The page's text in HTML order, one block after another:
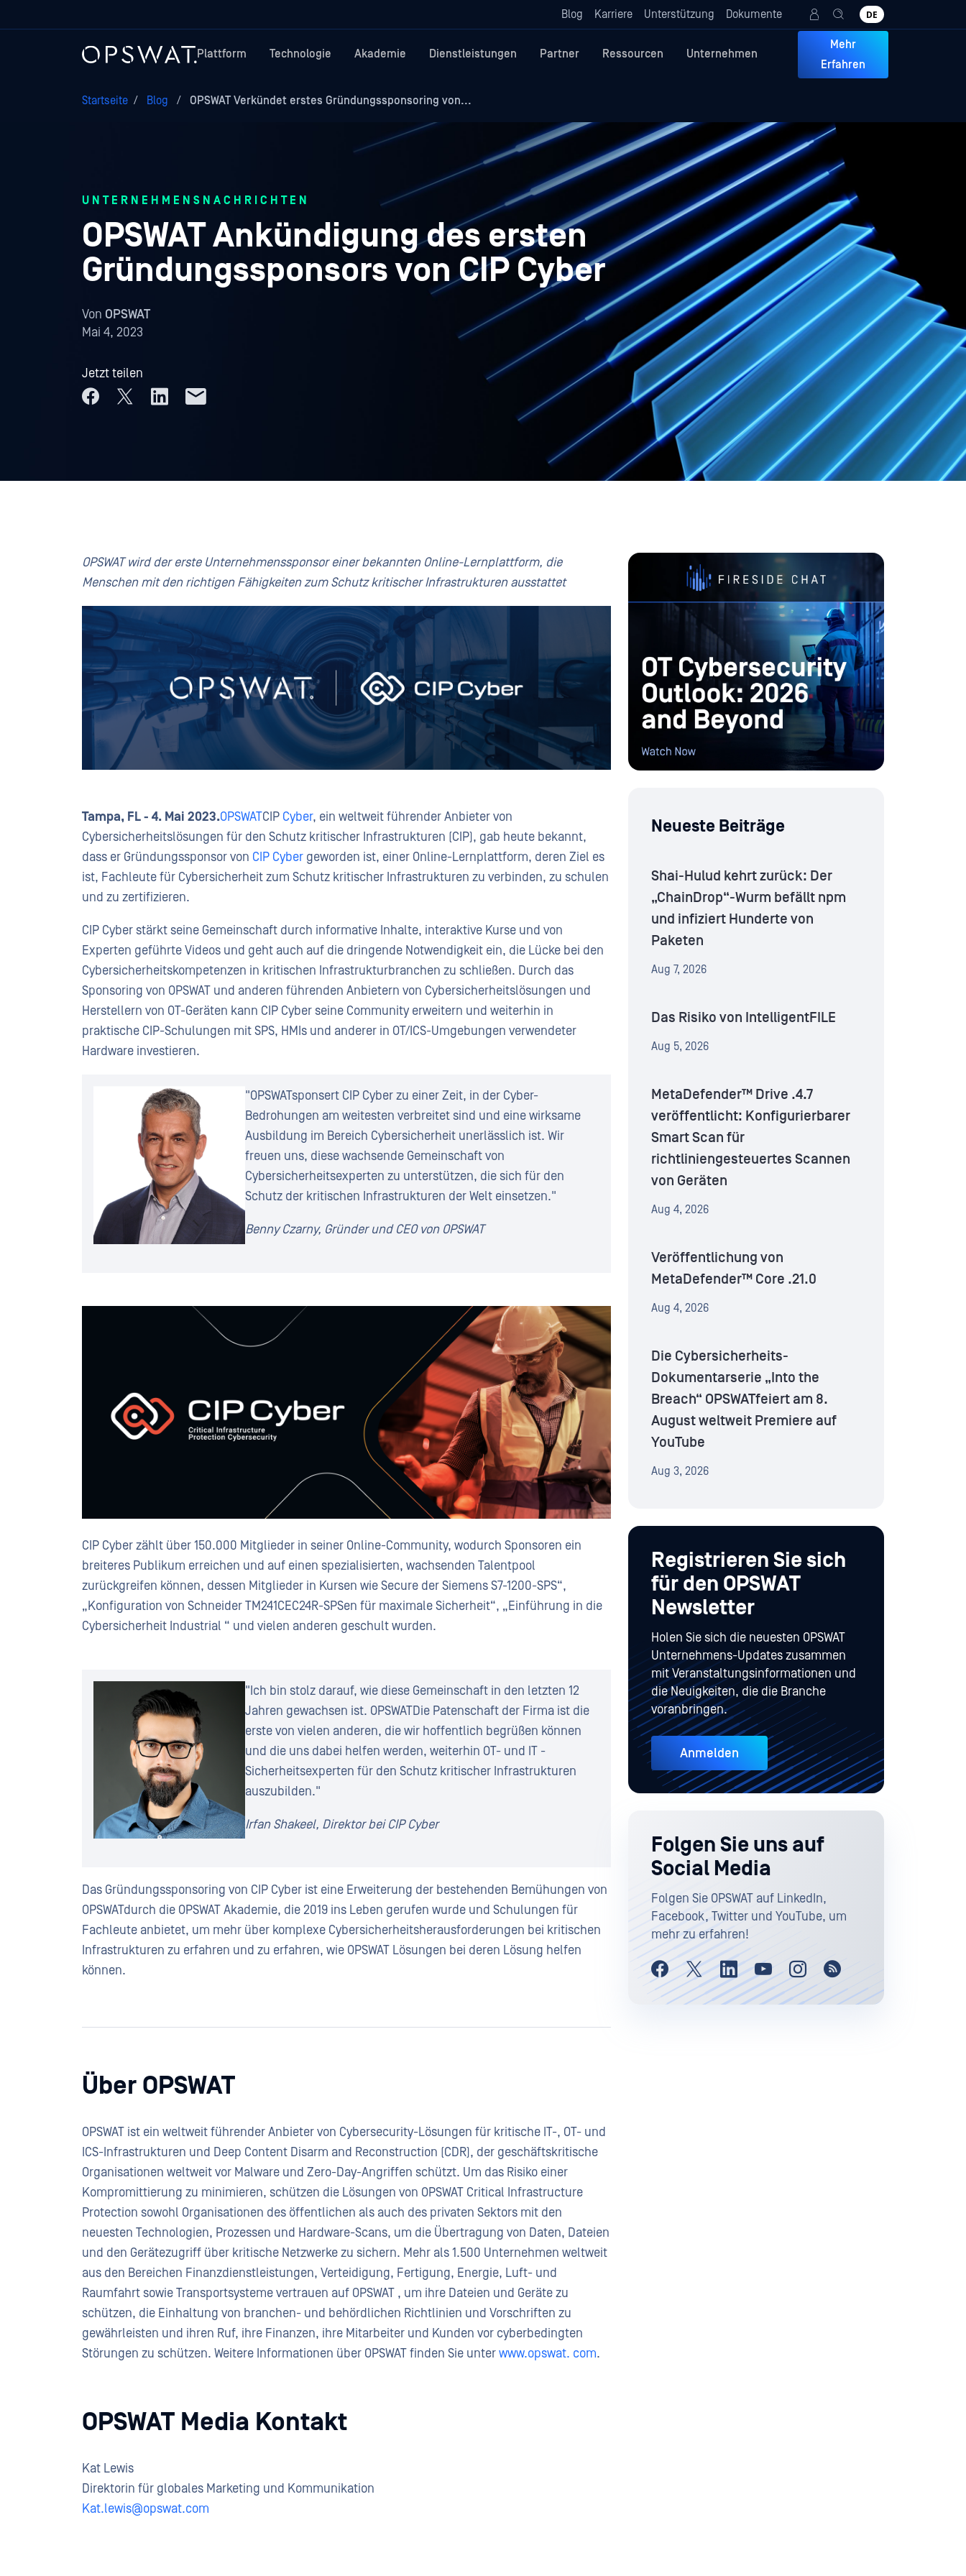
Blog Karriere Unterstützung Dokumente DE
Plattform Technologie Akademie Dienstleistungen Partner Ressourcen Unternehmen
Mehr
Erfahren
Startseite / Blog / OPSWAT Verkündet erstes Gründungssponsoring von...
UNTERNEHMENSNACHRICHTEN
OPSWAT Ankündigung des ersten
Gründungssponsors von CIP Cyber
Von OPSWAT
Mai 4, 2023
Jetzt teilen
OPSWAT wirdder erste Unternehmenssponsor einer bekannten Online-Lernplattform, die
Menschen mit den richtigen Fähigkeiten zum Schutz kritischer Infrastrukturen ausstattet
Tampa, FL - 4. Mai 2023.OPSWATCIP Cyber, ein weltweit führender Anbieter von
Cybersicherheitslösungen für den Schutz kritischer Infrastrukturen (CIP), gab heute bekannt,
dass er Gründungssponsor von CIP Cyber geworden ist, einer Online-Lernplattform, deren Ziel es
ist, Fachleute für Cybersicherheit zum Schutz kritischer Infrastrukturen zu verbinden, zu schulen
und zu zertifizieren.
CIP Cyber stärkt seine Gemeinschaft durch informative Inhalte, interaktive Kurse und von
Experten geführte Videos und geht auch auf die dringende Notwendigkeit ein, die Lücke bei den
Cybersicherheitskompetenzen in kritischen Infrastrukturbranchen zu schließen. Durch das
Sponsoring von OPSWAT und anderen führenden Anbietern von Cybersicherheitslösungen und
Herstellern von OT-Geräten kann CIP Cyber seine Community erweitern und weiterhin in
praktische CIP-Schulungen mit SPS, HMIs und anderer in OT/ICS-Umgebungen verwendeter
Hardware investieren.
"OPSWATsponsert CIP Cyber zu einer Zeit, in der Cyber-
Bedrohungen am weitesten verbreitet sind und eine wirksame
Ausbildung im Bereich Cybersicherheit unerlässlich ist. Wir
freuen uns, diese wachsende Gemeinschaft von
Cybersicherheitsexperten zu unterstützen, die sich für den
Schutz der kritischen Infrastrukturen der Welt einsetzen."
Benny Czarny, Gründer und CEO von OPSWAT
CIP Cyber zählt über 150.000 Mitglieder in seiner Online-Community, wodurch Sponsoren ein
breiteres Publikum erreichen und auf einen spezialisierten, wachsenden Talentpool
zurückgreifen können, dessen Mitglieder in Kursen wie Secure der Siemens S7-1200-SPS“,
„Konfiguration von Schneider TM241CEC24R-SPSen für maximale Sicherheit“, „Einführung in die
Cybersicherheit Industrial “ und vielen anderen geschult wurden.
"Ich bin stolz darauf, wie diese Gemeinschaft in den letzten 12
Jahren gewachsen ist. OPSWATDie Patenschaft der Firma ist die
erste von vielen anderen, die wir hoffentlich begrüßen können
und die uns dabei helfen werden, weiterhin OT- und IT -
Sicherheitsexperten für den Schutz kritischer Infrastrukturen
auszubilden."
Irfan Shakeel, Direktor bei CIP Cyber
Das Gründungssponsoring von CIP Cyber ist eine Erweiterung der bestehenden Bemühungen von
OPSWATdurch die OPSWAT Akademie, die 2019 ins Leben gerufen wurde und Schulungen für
Fachleute anbietet, um mehr über komplexe Cybersicherheitsherausforderungen bei kritischen
Infrastrukturen zu erfahren und zu erfahren, wie OPSWAT Lösungen bei deren Lösung helfen
können.
Über OPSWAT
OPSWAT ist ein weltweit führender Anbieter von Cybersecurity-Lösungen für kritische IT-, OT- und
ICS-Infrastrukturen und Deep Content Disarm and Reconstruction (CDR), der geschäftskritische
Organisationen weltweit vor Malware und Zero-Day-Angriffen schützt. Um das Risiko einer
Kompromittierung zu minimieren, schützen die Lösungen von OPSWAT Critical Infrastructure
Protection sowohl Organisationen des öffentlichen als auch des privaten Sektors mit den
neuesten Technologien, Prozessen und Hardware-Scans, um die Übertragung von Daten, Dateien
und den Gerätezugriff über kritische Netzwerke zu sichern. Mehr als 1.500 Unternehmen weltweit
aus den Bereichen Finanzdienstleistungen, Verteidigung, Fertigung, Energie, Luft- und
Raumfahrt sowie Transportsysteme vertrauen auf OPSWAT , um ihre Dateien und Geräte zu
schützen, die Einhaltung von branchen- und behördlichen Richtlinien und Vorschriften zu
gewährleisten und ihren Ruf, ihre Finanzen, ihre Mitarbeiter und Kunden vor cyberbedingten
Störungen zu schützen. Weitere Informationen über OPSWAT finden Sie unterwww.opswat. com.
OPSWAT Media Kontakt
Kat Lewis
Direktorin für globales Marketing und Kommunikation
Kat.lewis@opswat.com
Neueste Beiträge
Shai-Hulud kehrt zurück: Der
„ChainDrop“-Wurm befällt npm
und infiziert Hunderte von
Paketen
Aug 7, 2026
Das Risiko von IntelligentFILE
Aug 5, 2026
MetaDefender™ Drive .4.7
veröffentlicht: Konfigurierbarer
Smart Scan für
richtliniengesteuertes Scannen
von Geräten
Aug 4, 2026
Veröffentlichung von
MetaDefender™ Core .21.0
Aug 4, 2026
Die Cybersicherheits-
Dokumentarserie „Into the
Breach“ OPSWATfeiert am 8.
August weltweit Premiere auf
YouTube
Aug 3, 2026
Registrieren Sie sich
für den OPSWAT
Newsletter
Holen Sie sich die neuesten OPSWAT
Unternehmens-Updates zusammen
mit Veranstaltungsinformationen und
die Neuigkeiten, die die Branche
voranbringen.
Anmelden
Folgen Sie uns auf
Social Media
Folgen Sie OPSWAT auf LinkedIn,
Facebook, Twitter und YouTube, um
mehr zu erfahren!